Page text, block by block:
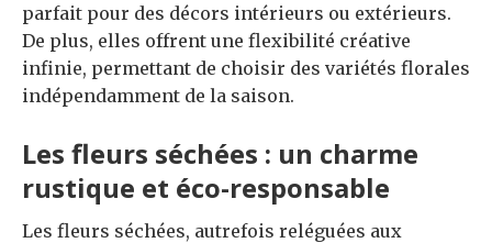
parfait pour des décors intérieurs ou extérieurs.
De plus, elles offrent une flexibilité créative
infinie, permettant de choisir des variétés florales
indépendamment de la saison.
Les fleurs séchées : un charme
rustique et éco-responsable
Les fleurs séchées, autrefois reléguées aux